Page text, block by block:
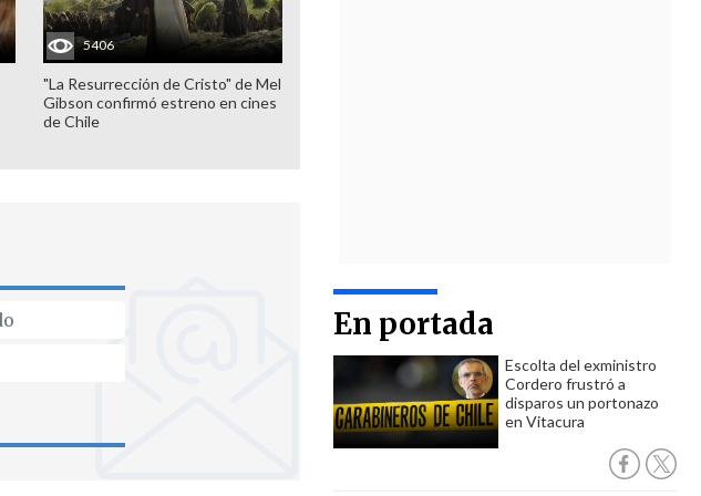
En portada
Escolta del exministro
Cordero frustró a
disparos un portonazo
en Vitacura
5406
"La Resurrección de Cristo" de Mel
Gibson confirmó estreno en cines
de Chile